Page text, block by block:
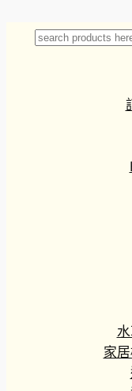
.Var)
Search
家